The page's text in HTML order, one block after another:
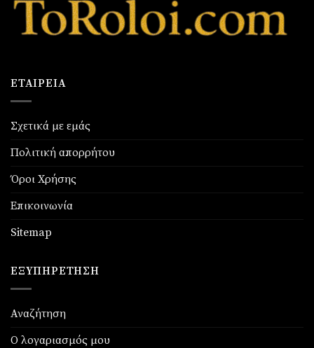
ΕΤΑΙΡΕΊΑ
Σχετικά με εμάς
Πολιτική απορρήτου
Όροι Χρήσης
Επικοινωνία
Sitemap
ΕΞΥΠΗΡΈΤΗΣΗ
Αναζήτηση
Ο λογαριασμός μου